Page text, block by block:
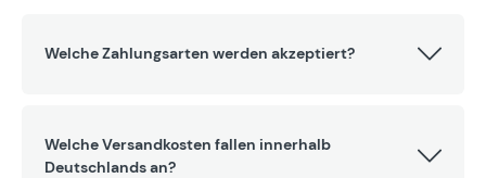
Welche Zahlungsarten werden akzeptiert?
Welche Versandkosten fallen innerhalb
Deutschlands an?